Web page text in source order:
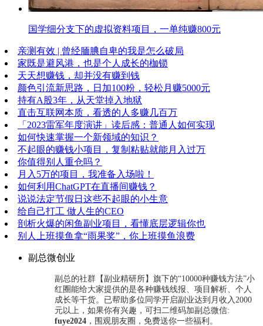
国学细分支下的虚拟资料项目，一单纯赚800元
亲测有效 | 曾经腼腆自卑的我是怎么破局
家既是避风港，也是个人成长的枷锁
天天想赚钱，却并没有赚到钱
颜色引流新思路，日加100粉，轻松月赚5000元
持有A股3年，从天堂掉入地狱
直击互联网本质，看透的人多赚几百万
「2023雷军年度演讲」读后感：普通人如何实现
如何快速掌握一个新领域的知识？
不起眼的赚钱小项目，复制粘贴就能月入过万
你值得别人重仓吗？
月入5万的项目，我准备入场啦！
如何利用ChatGPT在直播间赚钱？
说说法定节假日这些不起眼的小生意
给自己打工 做人生的CEO
剖析火爆的闲鱼副业项目，看懂底层逻辑你也
别人上班摸鱼拿“雨果奖”，你上班摸鱼浪费
副总微创业
副总的社群【副业精研所】旗下的“10000种赚钱方法”小
红圈能给大家提供的是各种赚钱线报、项目解析、个人
成长等干货。已帮助多位同学开启副业达到月收入2000
元以上，如果你有兴趣，可扫二维码加副总微信:
fuye2024 ，围观朋友圈，免费送你一些福利。